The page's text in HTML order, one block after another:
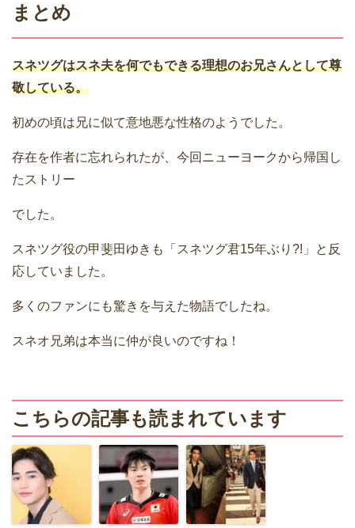
まとめ
スネツグはスネ夫を何でもできる理想のお兄さんとして尊
敬している。
初めの頃は兄に似て意地悪な性格のようでした。
存在を作者に忘れられたが、今回ニューヨークから帰国し
たストリー
でした。
スネツグ役の甲斐田ゆきも「スネツグ君15年ぶり?!」と反
応していました。
多くのファンにも驚きを与えた物語でしたね。
スネオ兄弟は本当に仲が良いのですね！
こちらの記事も読まれています